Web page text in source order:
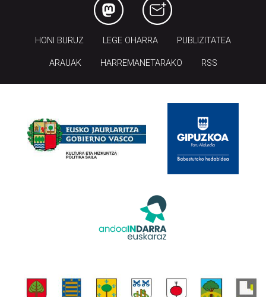
HONI BURUZ LEGE OHARRA PUBLIZITATEA
ARAUAK HARREMANETARAKO RSS